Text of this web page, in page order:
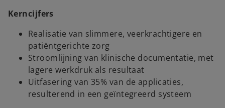
Kerncijfers
Realisatie van slimmere, veerkrachtigere en
patiëntgerichte zorg
Stroomlijning van klinische documentatie, met
lagere werkdruk als resultaat
Uitfasering van 35% van de applicaties,
resulterend in een geïntegreerd systeem